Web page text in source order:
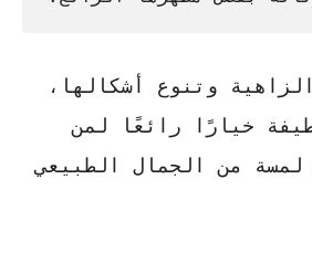
وتنوع أشكالها،
خيارًا رائعًا لمن
من الجمال الطبيعي